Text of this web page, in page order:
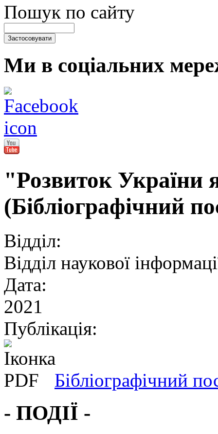
Пошук по сайту
Ми в соціальних
"Розвиток України
(Бібліографічний
Відділ:
Відділ наукової
Дата:
2021
Публікація:
Бібліографічний
- ПОДІЇ -